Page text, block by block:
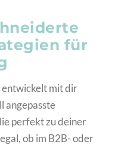
für
mit dir
angepasste
perfekt zu deiner
ob im B2B- oder